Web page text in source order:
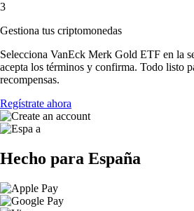
3
Gestiona tus criptomonedas
Selecciona VanEck Merk Gold ETF en la
acepta los términos y confirma. Todo listo
recompensas.
Regístrate ahora
Hecho para España